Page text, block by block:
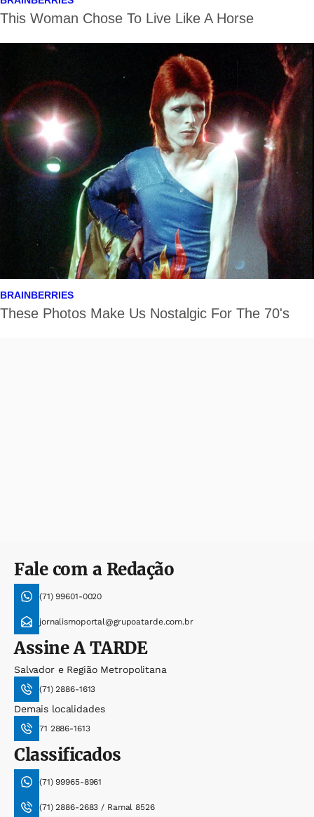
Fale com a Redação
(71) 99601-0020
jornalismoportal@grupoatarde.com.br
AssineA TARDE
Salvador e Região Metropolitana
(71) 2886-1613
Demais localidades
71 2886-1613
Classificados
(71) 99965-8961
(71) 2886-2683 / Ramal 8526